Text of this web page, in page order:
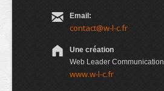
Email:
contact@w-l-c.fr
Une création
Web Leader Communication
www.w-l-c.fr